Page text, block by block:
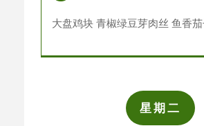
大盘鸡块 青椒绿豆芽肉丝 鱼香
星期二